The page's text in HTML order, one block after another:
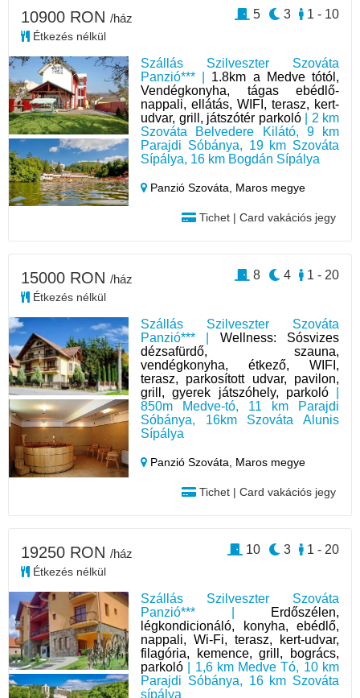
Szállás Szilveszter Szováta
Panzió*** | 1.8km a Medve tótól,
Vendégkonyha, tágas ebédlő-
nappali, ellátás, WIFI, terasz, kert-
udvar, grill, játszótér parkoló| 2 km
Szováta Belvedere Kilátó, 9 km
Parajdi Sóbánya, 19 km Szováta
Sípálya, 16 km Bogdán Sípálya
Panzió Szováta, Maros megye
Tichet | Card vakációs jegy
10900 RON /ház
Étkezés nélkül
1 - 10
3
5
Szállás Szilveszter Szováta
Panzió*** | Wellness: Sósvizes
dézsafürdő, szauna,
vendégkonyha, étkező, WIFI,
terasz, parkosított udvar, pavilon,
grill, gyerek játszóhely, parkoló|
850m Medve-tó, 11 km Parajdi
Sóbánya, 16km Szováta Alunis
Sípálya
Panzió Szováta, Maros megye
Tichet | Card vakációs jegy
15000 RON /ház
Étkezés nélkül
1 - 20
4
8
Szállás Szilveszter Szováta
Panzió*** |
Erdőszélen,
légkondicionáló, konyha, ebédlő,
nappali, Wi-Fi, terasz, kert-udvar,
filagória, kemence, grill, bogrács,
parkoló | 1,6 km Medve Tó, 10 km
Parajdi Sóbánya, 16 km Szováta
sípálya
19250 RON /ház
Étkezés nélkül
1 - 20
3
10